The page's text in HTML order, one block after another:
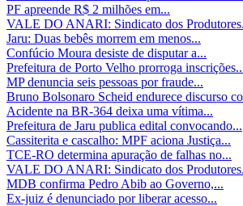
PF apreende R$ 2 milhões em...
VALE DO ANARI: Sindicato dos
Jaru: Duas bebês morrem em menos...
Confúcio Moura desiste de disputar a...
Prefeitura de Porto Velho prorroga
MP denuncia seis pessoas por fraude...
Bruno Bolsonaro Scheid endurece discurso
Acidente na BR-364 deixa uma vítima...
Prefeitura de Jaru publica edital convocando...
Cassiterita e cascalho: MPF aciona Justiça...
TCE-RO determina apuração de falhas no...
VALE DO ANARI: Sindicato dos
MDB confirma Pedro Abib ao Governo,...
Ex-juiz é denunciado por liberar acesso...